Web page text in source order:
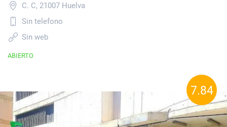
C. C, 21007 Huelva
Sin telefono
Sin web
ABIERTO
7.84